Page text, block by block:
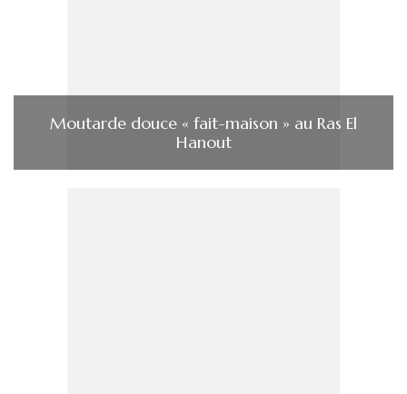
Moutarde douce « fait-maison » au Ras El
Hanout